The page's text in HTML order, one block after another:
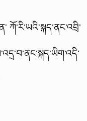
ཀོ་རི་ཡའི་སྐད་ནང་འབྲི་